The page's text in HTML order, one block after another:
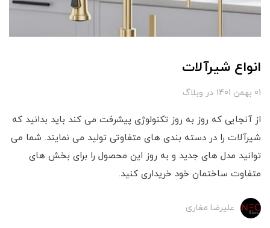
انواع شیرآلات
01 بهمن 1401 در وبلاگ
از آنجایی که روز به روز تکنولوژی پیشرفت می کند باید بدانید که
شیرآلات را در دسته بندی های متفاوتی تولید می نمایند. شما می
توانید مدل های جدید و به روز این محصول را برای بخش های
متفاوت ساختمان خود خریداری کنید.
علیرضا مغاری